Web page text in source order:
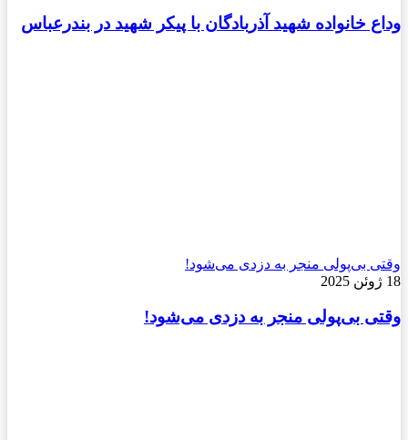
وداع خانواده شهید آذربادگان با پیکر شهید در بندرعباس
وقتی بی‌پولی منجر به دزدی می‌شود!
18 ژوئن 2025
وقتی بی‌پولی منجر به دزدی می‌شود!